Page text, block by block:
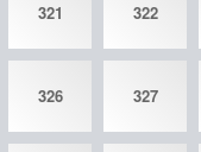
321 322
326 327